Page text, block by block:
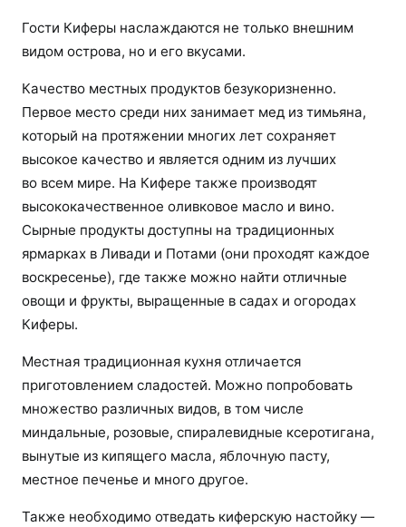
Гости Киферы наслаждаются не только внешним
видом острова, но и его вкусами.
Качество местных продуктов безукоризненно.
Первое место среди них занимает мед из тимьяна,
который на протяжении многих лет сохраняет
высокое качество и является одним из лучших
во всем мире. На Кифере также производят
высококачественное оливковое масло и вино.
Сырные продукты доступны на традиционных
ярмарках в Ливади и Потами (они проходят каждое
воскресенье), где также можно найти отличные
овощи и фрукты, выращенные в садах и огородах
Киферы.
Местная традиционная кухня отличается
приготовлением сладостей. Можно попробовать
множество различных видов, в том числе
миндальные, розовые, спиралевидные ксеротигана,
вынутые из кипящего масла, яблочную пасту,
местное печенье и много другое.
Также необходимо отведать киферскую настойку —